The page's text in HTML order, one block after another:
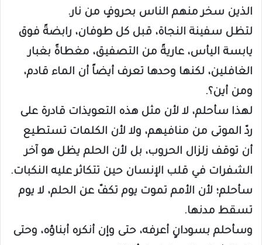
الذين سخر منهم الناس بحروفٍ من نار.
لتظل سفينة النجاة، قبل كل طوفان، رابضةً فوق
يابسة اليأس، عاريةً من التصفيق، مغطاةً بغبار
الغافلين، لكنها وحدها تعرف أيضاً أن الماء قادم،
ومن أين؟.
لهذا سأحلم، لا لأن مثل هذه التعويذات قادرة على
ردّ الموتى من منافيهم، ولا لأن الكلمات تستطيع
أن توقف زلزال الحروب، بل لأن الحلم يظل هو آخر
الشفرات في قلب الإنسان حين تتكاثر عليه النكبات.
سأحلم؛ لأن الأمم تموت يوم تكفّ عن الحلم، لا يوم
تسقط مدنها.
وسأحلم بسودانٍ أعرفه، حتى وإن أنكره أبناؤه، وحتى